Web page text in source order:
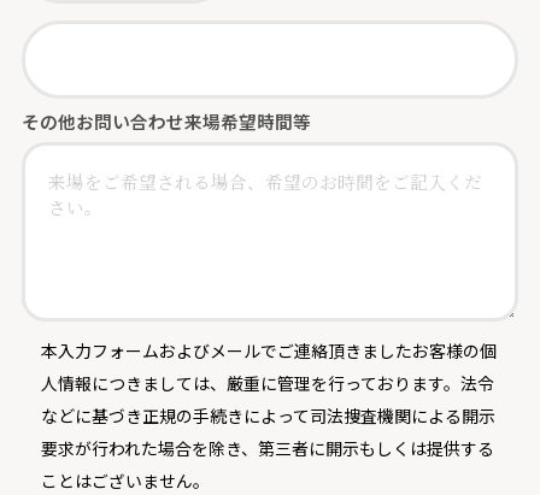
その他お問い合わせ来場希望時間等
本入力フォームおよびメールでご連絡頂きましたお客様の個
人情報につきましては、厳重に管理を行っております。法令
などに基づき正規の手続きによって司法捜査機関による開示
要求が行われた場合を除き、第三者に開示もしくは提供する
ことはございません。